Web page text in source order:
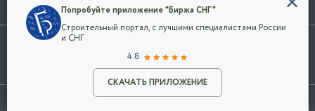
Разместить объявление
Использование сайта, в том числе подача объявлений, означает
марки представленные на сайте являются собственностью их
©2026Биржа СНГ
Конфиденциальность
Мы используем файлы cookie, чтобы сделать
наш сайт удобным для каждого
Политикой конфиденциальности компании
и принимаете условия использования cookie.
Попробуйте приложение "Биржа СНГ"
Строительный портал, с лучшими специалистами России
и СНГ
4.8
СКАЧАТЬ ПРИЛОЖЕНИЕ